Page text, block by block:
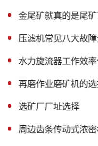
金尾矿就真的是尾矿
压滤机常见八大故
水力旋流器工作效率
再磨作业磨矿机的
选矿厂厂址选择
周边齿条传动式浓